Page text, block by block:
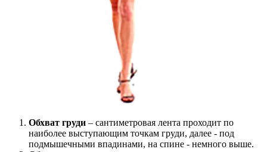
Обхват груди – сантиметровая лента проходит по
наиболее выступающим точкам груди, далее - под
подмышечными впадинами, на спине - немного выше.